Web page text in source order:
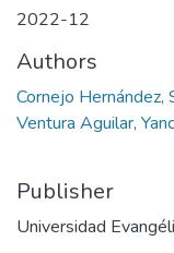
2022-12
Authors
Cornejo Hernández,
Ventura Aguilar,
Publisher
Universidad